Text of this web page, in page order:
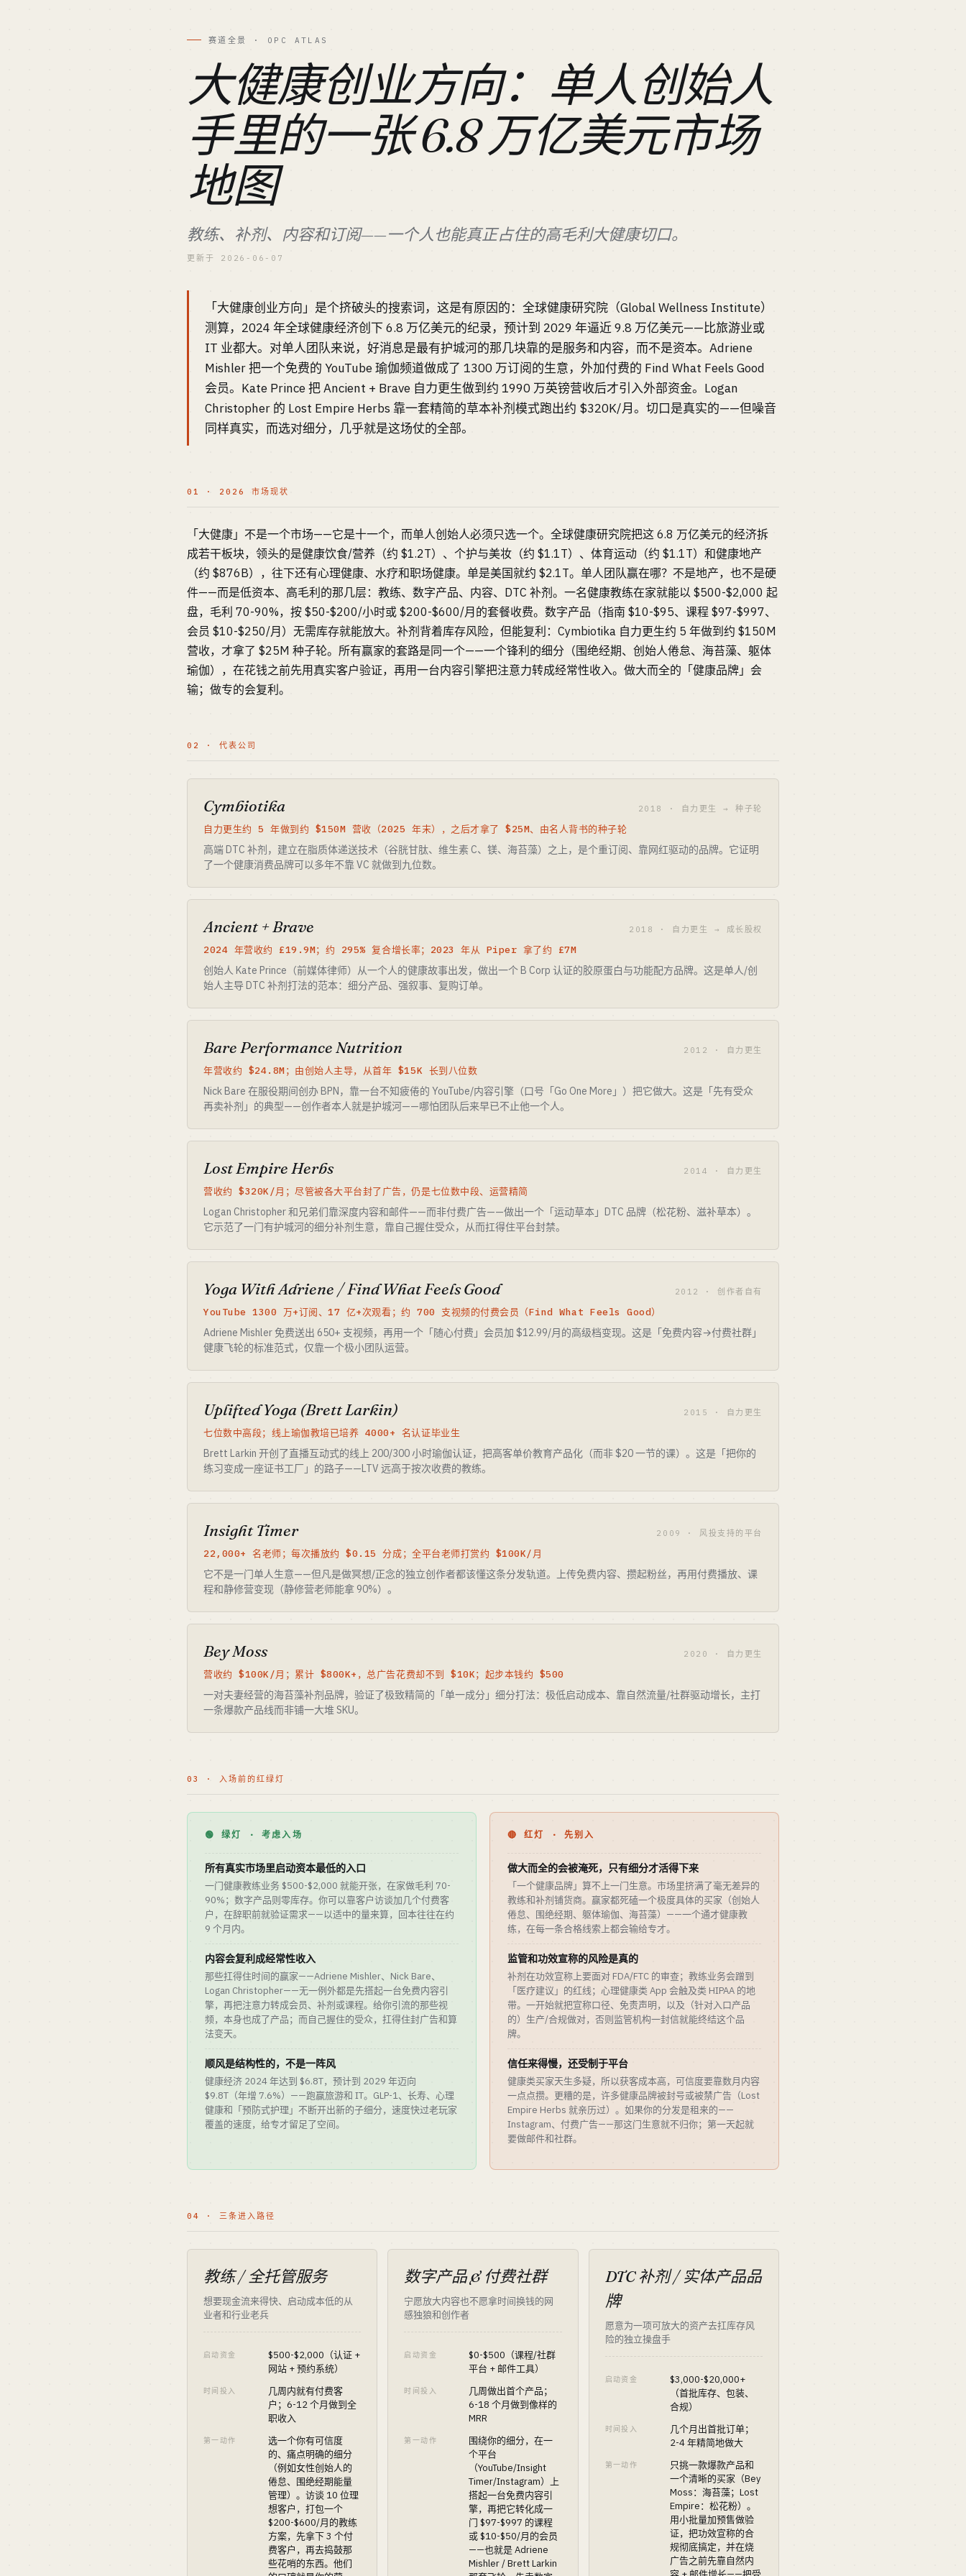
赛道全景 · OPC ATLAS
大健康创业方向：单人创始人
手里的一张 6.8 万亿美元市场
地图
教练、补剂、内容和订阅——一个人也能真正占住的高毛利大健康切口。
更新于 2026-06-07
「大健康创业方向」是个挤破头的搜索词，这是有原因的：全球健康研究院（Global Wellness Institute）
测算，2024 年全球健康经济创下 6.8 万亿美元的纪录，预计到 2029 年逼近 9.8 万亿美元——比旅游业或
IT 业都大。对单人团队来说，好消息是最有护城河的那几块靠的是服务和内容，而不是资本。Adriene
Mishler 把一个免费的 YouTube 瑜伽频道做成了 1300 万订阅的生意，外加付费的 Find What Feels Good
会员。Kate Prince 把 Ancient + Brave 自力更生做到约 1990 万英镑营收后才引入外部资金。Logan
Christopher 的 Lost Empire Herbs 靠一套精简的草本补剂模式跑出约 $320K/月。切口是真实的——但噪音
同样真实，而选对细分，几乎就是这场仗的全部。
01 · 2026 市场现状
「大健康」不是一个市场——它是十一个，而单人创始人必须只选一个。全球健康研究院把这 6.8 万亿美元的经济拆
成若干板块，领头的是健康饮食/营养（约 $1.2T）、个护与美妆（约 $1.1T）、体育运动（约 $1.1T）和健康地产
（约 $876B），往下还有心理健康、水疗和职场健康。单是美国就约 $2.1T。单人团队赢在哪？不是地产，也不是硬
件——而是低资本、高毛利的那几层：教练、数字产品、内容、DTC 补剂。一名健康教练在家就能以 $500-$2,000 起
盘，毛利 70-90%，按 $50-$200/小时或 $200-$600/月的套餐收费。数字产品（指南 $10-$95、课程 $97-$997、
会员 $10-$250/月）无需库存就能放大。补剂背着库存风险，但能复利：Cymbiotika 自力更生约 5 年做到约 $150M
营收，才拿了 $25M 种子轮。所有赢家的套路是同一个——一个锋利的细分（围绝经期、创始人倦怠、海苔藻、躯体
瑜伽），在花钱之前先用真实客户验证，再用一台内容引擎把注意力转成经常性收入。做大而全的「健康品牌」会
输；做专的会复利。
02 · 代表公司
Cymbiotika 2018 · 自力更生 → 种子轮
自力更生约 5 年做到约 $150M 营收（2025 年末），之后才拿了 $25M、由名人背书的种子轮
高端 DTC 补剂，建立在脂质体递送技术（谷胱甘肽、维生素 C、镁、海苔藻）之上，是个重订阅、靠网红驱动的品牌。它证明
了一个健康消费品牌可以多年不靠 VC 就做到九位数。
Ancient + Brave 2018 · 自力更生 → 成长股权
2024 年营收约 £19.9M；约 295% 复合增长率；2023 年从 Piper 拿了约 £7M
创始人 Kate Prince（前媒体律师）从一个人的健康故事出发，做出一个 B Corp 认证的胶原蛋白与功能配方品牌。这是单人/创
始人主导 DTC 补剂打法的范本：细分产品、强叙事、复购订单。
Bare Performance Nutrition 2012 · 自力更生
年营收约 $24.8M；由创始人主导，从首年 $15K 长到八位数
Nick Bare 在服役期间创办 BPN，靠一台不知疲倦的 YouTube/内容引擎（口号「Go One More」）把它做大。这是「先有受众
再卖补剂」的典型——创作者本人就是护城河——哪怕团队后来早已不止他一个人。
Lost Empire Herbs 2014 · 自力更生
营收约 $320K/月；尽管被各大平台封了广告，仍是七位数中段、运营精简
Logan Christopher 和兄弟们靠深度内容和邮件——而非付费广告——做出一个「运动草本」DTC 品牌（松花粉、滋补草本）。
它示范了一门有护城河的细分补剂生意，靠自己握住受众，从而扛得住平台封禁。
Yoga With Adriene / Find What Feels Good 2012 · 创作者自有
YouTube 1300 万+订阅、17 亿+次观看；约 700 支视频的付费会员（Find What Feels Good）
Adriene Mishler 免费送出 650+ 支视频，再用一个「随心付费」会员加 $12.99/月的高级档变现。这是「免费内容→付费社群」
健康飞轮的标准范式，仅靠一个极小团队运营。
Uplifted Yoga (Brett Larkin) 2015 · 自力更生
七位数中高段；线上瑜伽教培已培养 4000+ 名认证毕业生
Brett Larkin 开创了直播互动式的线上 200/300 小时瑜伽认证，把高客单价教育产品化（而非 $20 一节的课）。这是「把你的
练习变成一座证书工厂」的路子——LTV 远高于按次收费的教练。
Insight Timer 2009 · 风投支持的平台
22,000+ 名老师；每次播放约 $0.15 分成；全平台老师打赏约 $100K/月
它不是一门单人生意——但凡是做冥想/正念的独立创作者都该懂这条分发轨道。上传免费内容、攒起粉丝，再用付费播放、课
程和静修营变现（静修营老师能拿 90%）。
Bey Moss 2020 · 自力更生
营收约 $100K/月；累计 $800K+，总广告花费却不到 $10K；起步本钱约 $500
一对夫妻经营的海苔藻补剂品牌，验证了极致精简的「单一成分」细分打法：极低启动成本、靠自然流量/社群驱动增长，主打
一条爆款产品线而非铺一大堆 SKU。
03 · 入场前的红绿灯
🟢 绿灯 · 考虑入场
所有真实市场里启动资本最低的入口
一门健康教练业务 $500-$2,000 就能开张，在家做毛利 70-
90%；数字产品则零库存。你可以靠客户访谈加几个付费客
户，在辞职前就验证需求——以适中的量来算，回本往往在约
9 个月内。
内容会复利成经常性收入
那些扛得住时间的赢家——Adriene Mishler、Nick Bare、
Logan Christopher——无一例外都是先搭起一台免费内容引
擎，再把注意力转成会员、补剂或课程。给你引流的那些视
频，本身也成了产品；而自己握住的受众，扛得住封广告和算
法变天。
顺风是结构性的，不是一阵风
健康经济 2024 年达到 $6.8T，预计到 2029 年迈向
$9.8T（年增 7.6%）——跑赢旅游和 IT。GLP-1、长寿、心理
健康和「预防式护理」不断开出新的子细分，速度快过老玩家
覆盖的速度，给专才留足了空间。
🔴 红灯 · 先别入
做大而全的会被淹死，只有细分才活得下来
「一个健康品牌」算不上一门生意。市场里挤满了毫无差异的
教练和补剂铺货商。赢家都死磕一个极度具体的买家（创始人
倦怠、围绝经期、躯体瑜伽、海苔藻）——一个通才健康教
练，在每一条合格线索上都会输给专才。
监管和功效宣称的风险是真的
补剂在功效宣称上要面对 FDA/FTC 的审查；教练业务会蹭到
「医疗建议」的红线；心理健康类 App 会触及类 HIPAA 的地
带。一开始就把宣称口径、免责声明，以及（针对入口产品
的）生产/合规做对，否则监管机构一封信就能终结这个品
牌。
信任来得慢，还受制于平台
健康类买家天生多疑，所以获客成本高，可信度要靠数月内容
一点点攒。更糟的是，许多健康品牌被封号或被禁广告（Lost
Empire Herbs 就亲历过）。如果你的分发是租来的——
Instagram、付费广告——那这门生意就不归你；第一天起就
要做邮件和社群。
04 · 三条进入路径
教练 / 全托管服务
想要现金流来得快、启动成本低的从
业者和行业老兵
启动资金
$500-$2,000（认证 +
网站 + 预约系统）
时间投入
几周内就有付费客
户；6-12 个月做到全
职收入
第一动作
选一个你有可信度
的、痛点明确的细分
（例如女性创始人的
倦怠、围绝经期能量
管理）。访谈 10 位理
想客户，打包一个
$200-$600/月的教练
方案，先拿下 3 个付
费客户，再去捣鼓那
些花哨的东西。他们
数字产品 & 付费社群
宁愿放大内容也不愿拿时间换钱的网
感独狼和创作者
启动资金
$0-$500（课程/社群
平台 + 邮件工具）
时间投入
几周做出首个产品；
6-18 个月做到像样的
MRR
第一动作
围绕你的细分，在一
个平台
（YouTube/Insight
Timer/Instagram）上
搭起一台免费内容引
擎，再把它转化成一
门 $97-$997 的课程
或 $10-$50/月的会员
——也就是 Adriene
Mishler / Brett Larkin
DTC 补剂 / 实体产品品
牌
愿意为一项可放大的资产去扛库存风
险的独立操盘手
启动资金
$3,000-$20,000+
（首批库存、包装、
合规）
时间投入
几个月出首批订单；
2-4 年精简地做大
第一动作
只挑一款爆款产品和
一个清晰的买家（Bey
Moss：海苔藻；Lost
Empire：松花粉）。
用小批量加预售做验
证，把功效宣称的合
规彻底搞定，并在烧
广告之前先靠自然内